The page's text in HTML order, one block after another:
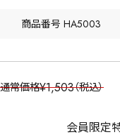
商品番号 HA5003
通常価格¥1,503 税込
会員限定